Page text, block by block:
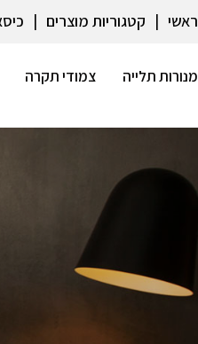
ראשי קטגוריות מוצרים
מנורות תלייה צמודי תקרה